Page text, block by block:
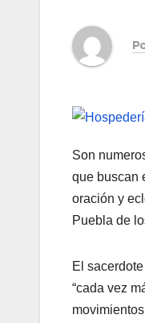
Son
que buscan
oración y
Puebla de
El sacerdote
“cada vez